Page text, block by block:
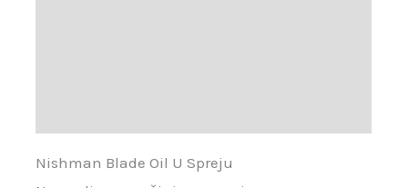
Nishman Blade Oil U Spreju